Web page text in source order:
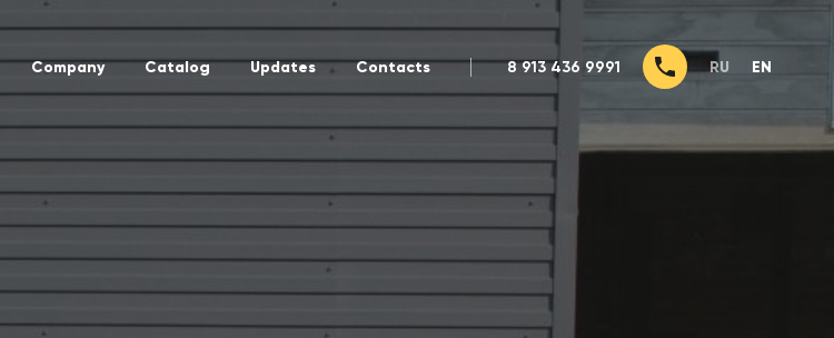
Company Catalog Updates Contacts 8 913 436 9991 RU EN